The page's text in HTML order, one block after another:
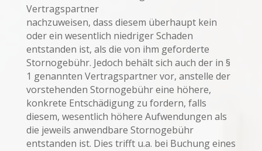
Vertragspartner
nachzuweisen, dass diesem überhaupt kein
oder ein wesentlich niedriger Schaden
entstanden ist, als die von ihm geforderte
Stornogebühr. Jedoch behält sich auch der in §
1 genannten Vertragspartner vor, anstelle der
vorstehenden Stornogebühr eine höhere,
konkrete Entschädigung zu fordern, falls
diesem, wesentlich höhere Aufwendungen als
die jeweils anwendbare Stornogebühr
entstanden ist. Dies trifft u.a. bei Buchung eines